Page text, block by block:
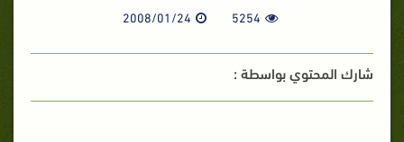
5254
2008/01/24
شارك المحتوي بواسطة :